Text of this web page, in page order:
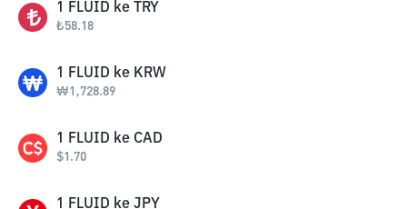
1 FLUID ke TRY
₺58.18
1 FLUID ke KRW
₩1,728.89
1 FLUID ke CAD
$1.70
1 FLUID ke JPY